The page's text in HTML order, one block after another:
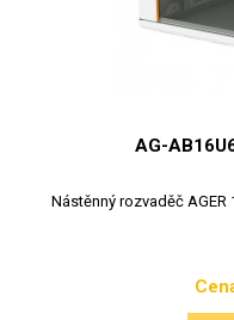
AG-
Nástěnný rozvaděč AGER